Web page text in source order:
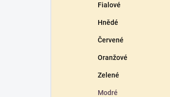
Fialové
Hnědé
Červené
Oranžové
Zelené
Modré